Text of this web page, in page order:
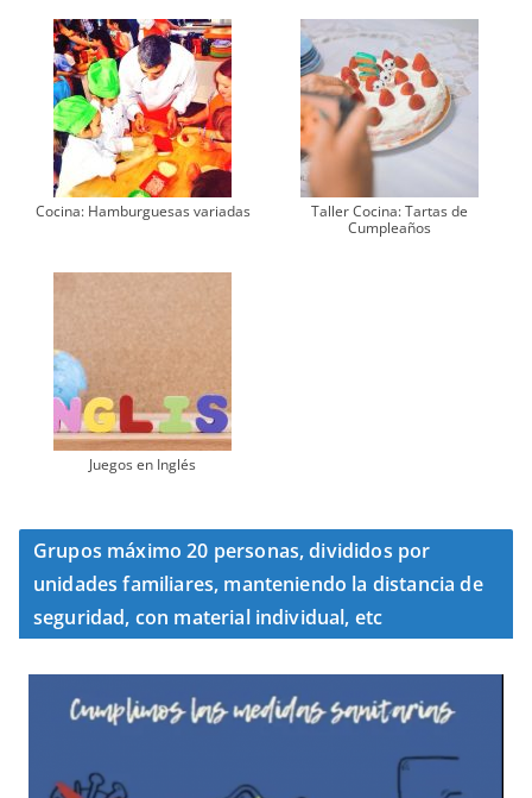
Cocina: Hamburguesas variadas
Taller Cocina: Tartas de
Cumpleaños
Juegos en Inglés
Grupos máximo 20 personas, divididos por
unidades familiares, manteniendo la distancia de
seguridad, con material individual, etc